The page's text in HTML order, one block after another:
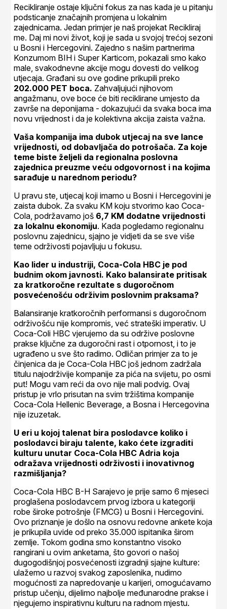
Recikliranje ostaje ključni fokus za nas kada je u pitanju
podsticanje značajnih promjena u lokalnim
zajednicama. Jedan primjer je naš projekat Recikliraj
me. Daj mi novi život, koji je sada u svojoj trećoj sezoni
u Bosni i Hercegovini. Zajedno s našim partnerima
Konzumom BIH i Super Karticom, pokazali smo kako
male, svakodnevne akcije mogu dovesti do velikog
utjecaja. Građani su ove godine prikupili preko
202.000 PET boca. Zahvaljujući njihovom
angažmanu, ove boce će biti reciklirane umjesto da
završe na deponijama - dokazujući da svaka boca ima
novu vrijednost i da je kolektivna akcija zaista važna.
Vaša kompanija ima dubok utjecaj na sve lance
vrijednosti, od dobavljača do potrošača. Za koje
teme biste željeli da regionalna poslovna
zajednica preuzme veću odgovornost i na kojima
sarađuje u narednom periodu?
U pravu ste, utjecaj koji imamo u Bosni i Hercegovini je
zaista dubok. Za svaku KM koju stvorimo kao Coca-
Cola, podržavamo još 6,7 KM dodatne vrijednosti
za lokalnu ekonomiju. Kada pogledamo regionalnu
poslovnu zajednicu, sjajno je vidjeti da se sve više
teme održivosti pojavljuju u fokusu.
Kao lider u industriji, Coca-Cola HBC je pod
budnim okom javnosti. Kako balansirate pritisak
za kratkoročne rezultate s dugoročnom
posvećenošću održivim poslovnim praksama?
Balansiranje kratkoročnih performansi s dugoročnom
održivošću nije kompromis, već strateški imperativ. U
Coca-Coli HBC vjerujemo da su održive poslovne
prakse ključne za dugoročni rast i otpornost, i to je
ugrađeno u sve što radimo. Odličan primjer za to je
činjenica da je Coca-Cola HBC još jednom zadržala
titulu najodrživije kompanije za pića na svijetu, po osmi
put! Mogu vam reći da ovo nije mali podvig. Ovaj
pristup je vrlo prisutan na svim tržištima kompanije
Coca-Cola Hellenic Beverage, a Bosna i Hercegovina
nije izuzetak.
U eri u kojoj talenat bira poslodavce koliko i
poslodavci biraju talente, kako ćete izgraditi
kulturu unutar Coca-Cola HBC Adria koja
odražava vrijednosti održivosti i inovativnog
razmišljanja?
Coca-Cola HBC B-H Sarajevo je prije samo 6 mjeseci
proglašena poslodavcem prvog izbora u kategoriji
robe široke potrošnje (FMCG) u Bosni i Hercegovini.
Ovo priznanje je došlo na osnovu redovne ankete koja
je prikupila uvide od preko 35.000 ispitanika širom
zemlje. Tokom godina smo konstantno visoko
rangirani u ovim anketama, što govori o našoj
dugogodišnjoj posvećenosti izgradnji sjajne kulture:
ulažemo u razvoj svakog zaposlenika, nudimo
mogućnosti za napredovanje u karijeri, omogućavamo
pristup učenju, dijelimo najbolje međunarodne prakse i
njegujemo inspirativnu kulturu na radnom mjestu.